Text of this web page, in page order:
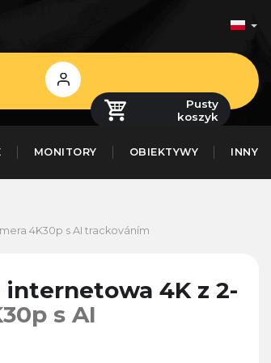
Zaloguj
się
Pusty
koszyk
MONITORY OBIEKTYWY INNY
4K30p s AI trackováním
internetowa 4K z 2-
s AI